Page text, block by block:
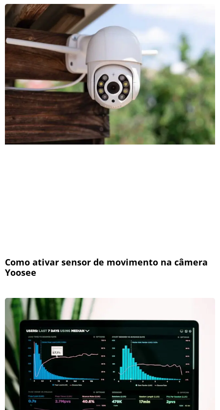
Como ativar sensor de movimento na câmera
Yoosee